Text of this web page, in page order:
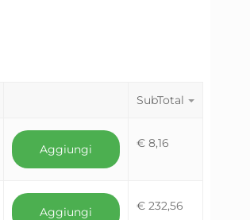
SubTotal
Aggiungi €8,16
Aggiungi €232,56